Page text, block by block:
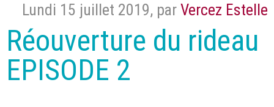
Lundi 15 juillet 2019, par Vercez Estelle
Réouverture du rideau
EPISODE 2